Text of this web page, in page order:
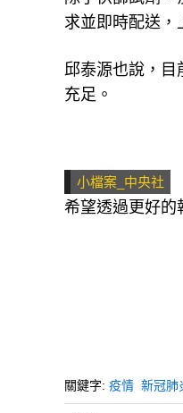
求並即時配送，
邱泰源也說，目
充足。
小檔案_中央社
希望透過更好的
關鍵字: 疫情 新冠肺